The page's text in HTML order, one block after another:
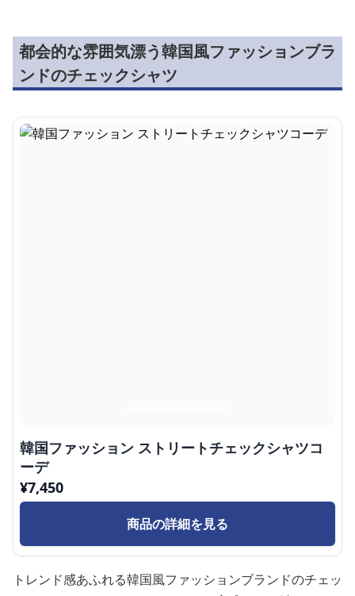
都会的な雰囲気漂う韓国風ファッションブラ
ンドのチェックシャツ
韓国ファッション ストリートチェックシャツコ
ーデ
¥7,450
商品の詳細を見る
トレンド感あふれる韓国風ファッションブランドのチェッ